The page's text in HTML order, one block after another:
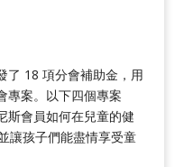
了 18 項分會補助金，用
專案。以下四個專案
斯會員如何在兒童的健
孩子們能盡情享受童